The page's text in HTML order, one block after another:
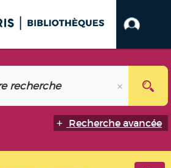
Recherche avancée